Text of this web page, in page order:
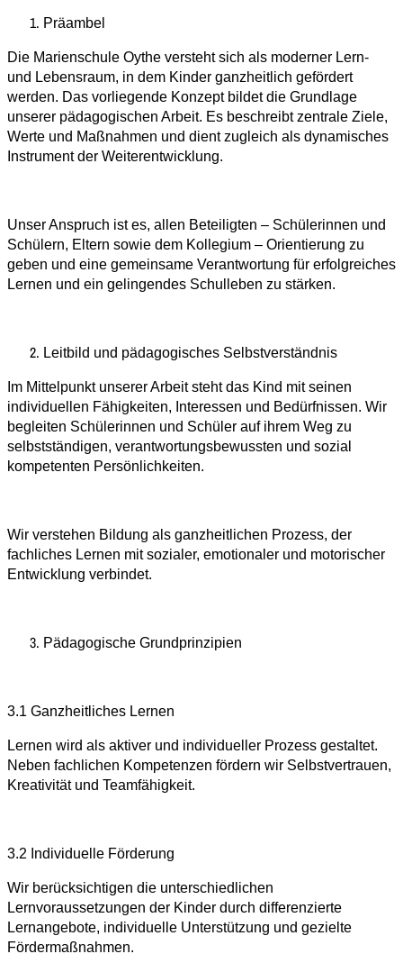
Präambel
Die Marienschule Oythe versteht sich als moderner Lern-
und Lebensraum, in dem Kinder ganzheitlich gefördert
werden. Das vorliegende Konzept bildet die Grundlage
unserer pädagogischen Arbeit. Es beschreibt zentrale Ziele,
Werte und Maßnahmen und dient zugleich als dynamisches
Instrument der Weiterentwicklung.
Unser Anspruch ist es, allen Beteiligten – Schülerinnen und
Schülern, Eltern sowie dem Kollegium – Orientierung zu
geben und eine gemeinsame Verantwortung für erfolgreiches
Lernen und ein gelingendes Schulleben zu stärken.
Leitbild und pädagogisches Selbstverständnis
Im Mittelpunkt unserer Arbeit steht das Kind mit seinen
individuellen Fähigkeiten, Interessen und Bedürfnissen. Wir
begleiten Schülerinnen und Schüler auf ihrem Weg zu
selbstständigen, verantwortungsbewussten und sozial
kompetenten Persönlichkeiten.
Wir verstehen Bildung als ganzheitlichen Prozess, der
fachliches Lernen mit sozialer, emotionaler und motorischer
Entwicklung verbindet.
Pädagogische Grundprinzipien
3.1 Ganzheitliches Lernen
Lernen wird als aktiver und individueller Prozess gestaltet.
Neben fachlichen Kompetenzen fördern wir Selbstvertrauen,
Kreativität und Teamfähigkeit.
3.2 Individuelle Förderung
Wir berücksichtigen die unterschiedlichen
Lernvoraussetzungen der Kinder durch differenzierte
Lernangebote, individuelle Unterstützung und gezielte
Fördermaßnahmen.